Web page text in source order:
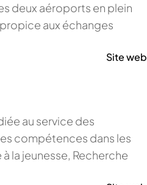
deux aéroports en plein
aux échanges
Site web
au service des
compétences dans les
la jeunesse, Recherche